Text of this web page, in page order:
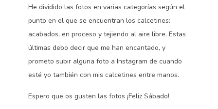
He dividido las fotos en varias categorías según el
punto en el que se encuentran los calcetines:
acabados, en proceso y tejiendo al aire libre. Estas
últimas debo decir que me han encantado, y
prometo subir alguna foto a Instagram de cuando
esté yo también con mis calcetines entre manos.
Espero que os gusten las fotos ¡Feliz Sábado!